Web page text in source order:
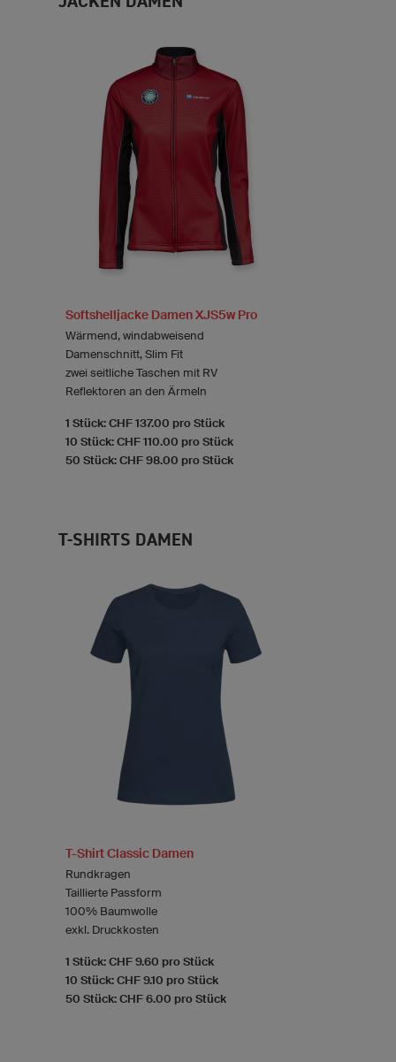
Softshelljacke Damen XJS5w Pro
Wärmend, windabweisend
Damenschnitt, Slim Fit
zwei seitliche Taschen mit RV
Reflektoren an den Ärmeln
1 Stück: CHF 137.00 pro Stück
10 Stück: CHF 110.00 pro Stück
50 Stück: CHF 98.00 pro Stück
T-SHIRTS DAMEN
T-Shirt Classic Damen
Rundkragen
Taillierte Passform
100% Baumwolle
exkl. Druckkosten
1 Stück: CHF 9.60 pro Stück
10 Stück: CHF 9.10 pro Stück
50 Stück: CHF 6.00 pro Stück